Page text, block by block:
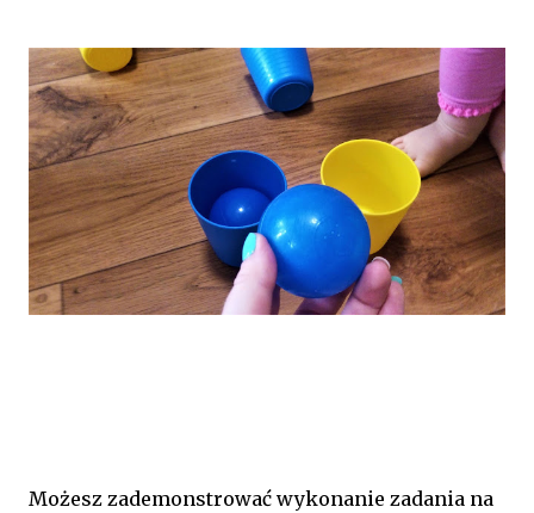
Możesz zademonstrować wykonanie zadania na